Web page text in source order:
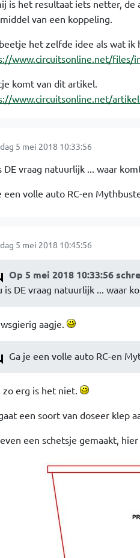
is het resultaat iets netter, de
van een koppeling.
het zelfde idee als wat ik
www.circuitsonline.net/files/
komt van dit artikel.
www.circuitsonline.net/
5 mei 2018 10:33:56
DE vraag natuurlijk ... waar
een volle auto RC-en
5 mei 2018 10:45:56
Op 5 mei 2018 10:33:56
is DE vraag natuurlijk ... waar
aagje.
Ga je een volle auto RC-en
zo erg is het niet.
een soort van doseer klep
een schetsje gemaakt,